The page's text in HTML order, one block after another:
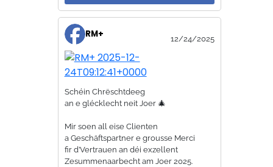
RM+ 12/24/2025
Schéin Chrëschtdeeg
an e glécklecht neit Joer 🎄
Mir soen all eise Clienten
a Geschäftspartner e grousse Merci
fir d’Vertrauen an déi exzellent
Zesummenaarbecht am Joer 2025.